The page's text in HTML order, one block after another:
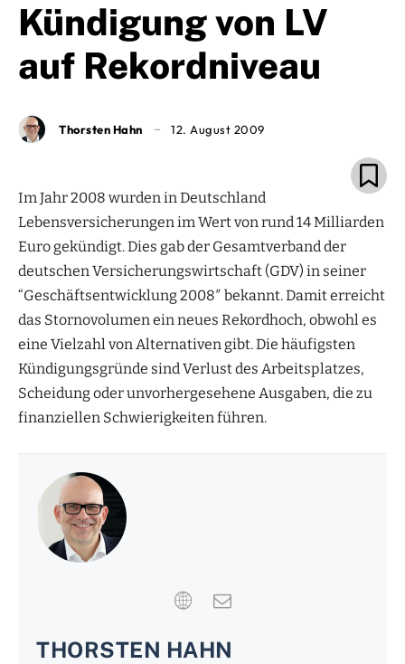
Kündigung von LV
auf Rekordniveau
Thorsten Hahn 12. August 2009
Im Jahr 2008 wurden in Deutschland
Lebensversicherungen im Wert von rund 14 Milliarden
Euro gekündigt. Dies gab der Gesamtverband der
deutschen Versicherungswirtschaft (GDV) in seiner
“Geschäftsentwicklung 2008″ bekannt. Damit erreicht
das Stornovolumen ein neues Rekordhoch, obwohl es
eine Vielzahl von Alternativen gibt. Die häufigsten
Kündigungsgründe sind Verlust des Arbeitsplatzes,
Scheidung oder unvorhergesehene Ausgaben, die zu
finanziellen Schwierigkeiten führen.
THORSTEN HAHN